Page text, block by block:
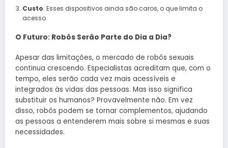
Custo: Esses dispositivos ainda são caros, o que limita o
acesso.
O Futuro: Robôs Serão Parte do Dia a Dia?
Apesar das limitações, o mercado de robôs sexuais
continua crescendo. Especialistas acreditam que, com o
tempo, eles serão cada vez mais acessíveis e
integrados às vidas das pessoas. Mas isso significa
substituir os humanos? Provavelmente não. Em vez
disso, robôs podem se tornar complementos, ajudando
as pessoas a entenderem mais sobre si mesmas e suas
necessidades.